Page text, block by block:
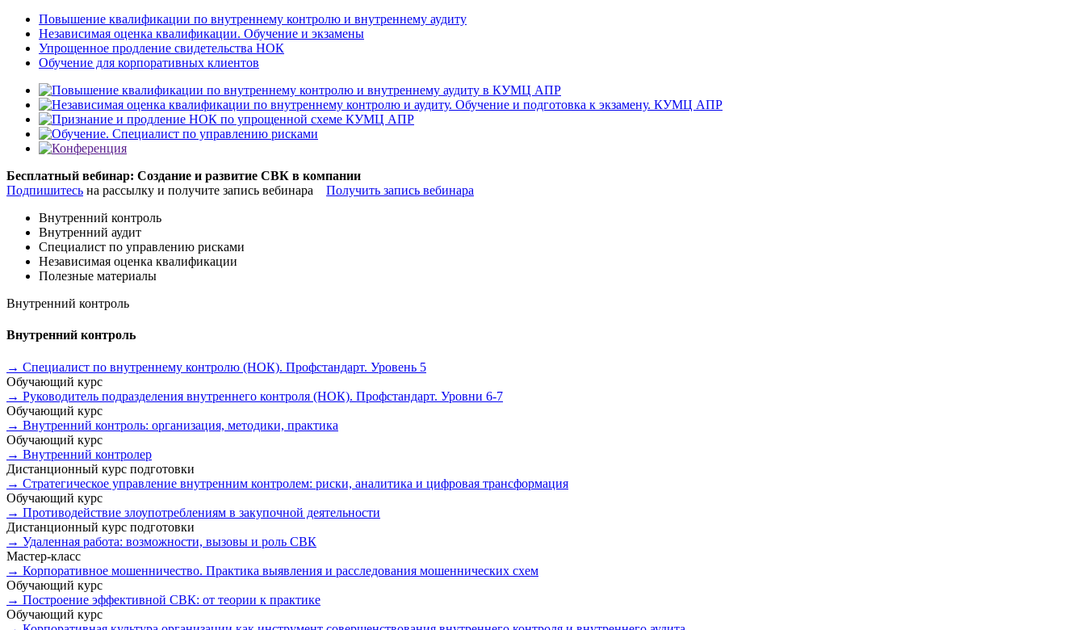
Повышение квалификации по внутреннему контролю и внутреннему аудиту
Независимая оценка квалификации. Обучение и экзамены
Упрощенное продление свидетельства НОК
Обучение для корпоративных клиентов
Бесплатный вебинар: Создание и развитие СВК в компании
Подпишитесь на рассылку и получите запись вебинара Получить запись вебинара
Внутренний контроль
Внутренний аудит
Специалист по управлению рисками
Независимая оценка квалификации
Полезные материалы
Внутренний контроль
Внутренний контроль
→ Специалист по внутреннему контролю (НОК). Профстандарт. Уровень 5
Обучающий курс
→ Руководитель подразделения внутреннего контроля (НОК). Профстандарт. Уровни 6-7
Обучающий курс
→ Внутренний контроль: организация, методики, практика
Обучающий курс
→ Внутренний контролер
Дистанционный курс подготовки
→ Стратегическое управление внутренним контролем: риски, аналитика и цифровая трансформация
Обучающий курс
→ Противодействие злоупотреблениям в закупочной деятельности
Дистанционный курс подготовки
→ Удаленная работа: возможности, вызовы и роль СВК
Мастер-класс
→ Корпоративное мошенничество. Практика выявления и расследования мошеннических схем
Обучающий курс
→ Построение эффективной СВК: от теории к практике
Обучающий курс